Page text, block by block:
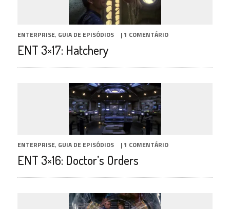
ENTERPRISE, GUIA DE EPISÓDIOS | 1 COMENTÁRIO
ENT 3×17: Hatchery
ENTERPRISE, GUIA DE EPISÓDIOS | 1 COMENTÁRIO
ENT 3×16: Doctor’s Orders